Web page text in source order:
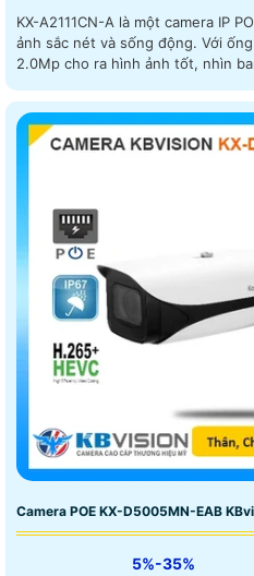
KX-A2111CN-A là một camera IP
ảnh sắc nét và sống động. Với ống kính cố định với độ phân giải
2.0Mp cho ra hình ảnh tốt, nhìn
Camera POE KX-D5005MN-EAB
5%-35%